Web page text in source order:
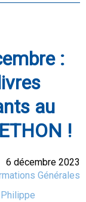
:
au
!
6 décembre 2023
Générales